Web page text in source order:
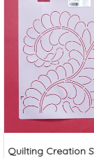
Quilting Creation